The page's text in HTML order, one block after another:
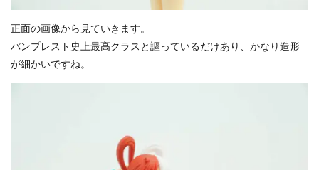
正面の画像から見ていきます。
バンプレスト史上最高クラスと謳っているだけあり、かなり造形
が細かいですね。